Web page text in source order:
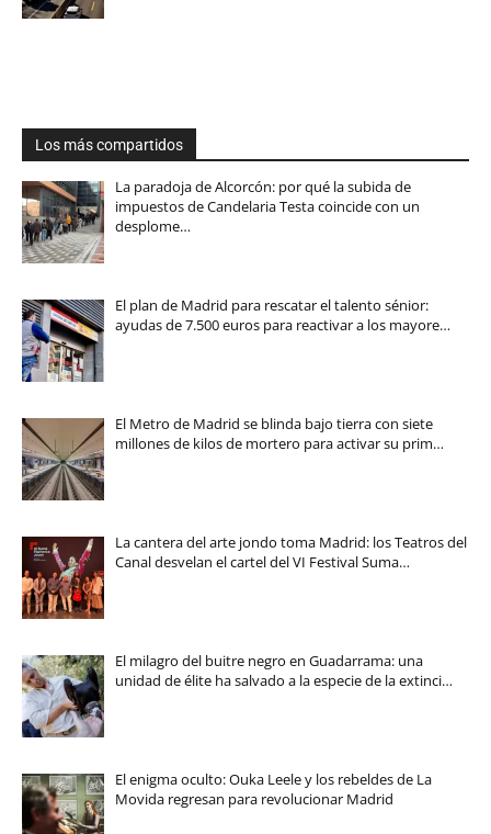
Los más compartidos
La paradoja de Alcorcón: por qué la subida de
impuestos de Candelaria Testa coincide con un
desplome…
El plan de Madrid para rescatar el talento sénior:
ayudas de 7.500 euros para reactivar a los mayore…
El Metro de Madrid se blinda bajo tierra con siete
millones de kilos de mortero para activar su prim…
La cantera del arte jondo toma Madrid: los Teatros del
Canal desvelan el cartel del VI Festival Suma…
El milagro del buitre negro en Guadarrama: una
unidad de élite ha salvado a la especie de la extinci…
El enigma oculto: Ouka Leele y los rebeldes de La
Movida regresan para revolucionar Madrid